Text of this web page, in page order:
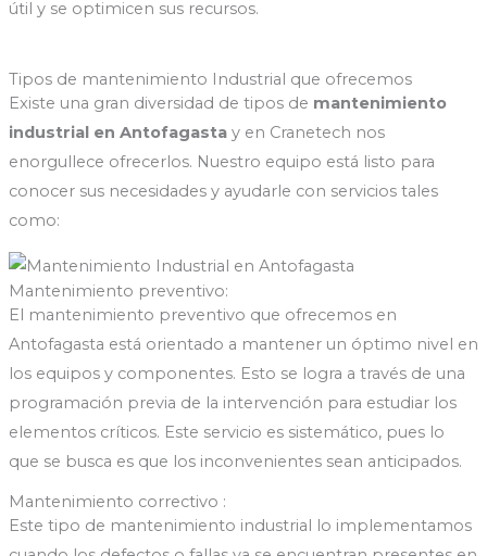
útil y se optimicen sus recursos.
Tipos de mantenimiento Industrial que ofrecemos
Existe una gran diversidad de tipos de mantenimiento
industrial en Antofagastay en Cranetech nos
enorgullece ofrecerlos. Nuestro equipo está listo para
conocer sus necesidades y ayudarle con servicios tales
como:
Mantenimiento preventivo:
El mantenimiento preventivo que ofrecemos en
Antofagasta está orientado a mantener un óptimo nivel en
los equipos y componentes. Esto se logra a través de una
programación previa de la intervención para estudiar los
elementos críticos. Este servicio es sistemático, pues lo
que se busca es que los inconvenientes sean anticipados.
Mantenimiento correctivo :
Este tipo de mantenimiento industrial lo implementamos